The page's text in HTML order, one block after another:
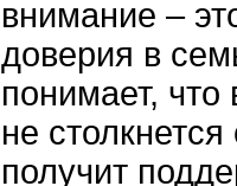
внимание –
доверия в
понимает,
не
получит